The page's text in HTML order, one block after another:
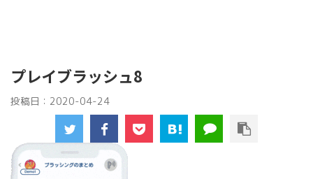
プレイブラッシュ8
投稿日： 2020-04-24